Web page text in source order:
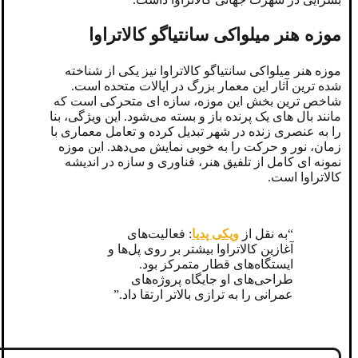
موزه هنر میلواکی سانتیاگو کالاتراوا
موزه هنر میلواکی سانتیاگو کالاتراوا نیز یکی از شناخته‌
شده ‌ترین آثار این معمار بزرگ در ایالات متحده است.
شاخص‌ ترین بخش این موزه، سازه ‌ای متحرکی است که
مانند بال ‌های یک پرنده باز و بسته می‌شود. این ویژگی، بنا
را به عنصری زنده در شهر تبدیل کرده و تعامل معماری با
زمان، نور و حرکت را به‌ خوبی نمایش می‌دهد. این موزه
نمونه ‌ای کامل از تلفیق هنر، فناوری و سازه در اندیشه
کالاتراوا است.
“به نقل از ویکی پدیا: فعالیت‌های
آغازین کالاتراوا بیشتر بر روی پل‌ها و
ایستگاه‌های قطار متمرکز بود.
طراحی‌های او جایگاه پروژه‌های
عمرانی را به ترازی بالاتر ارتقا داد.”